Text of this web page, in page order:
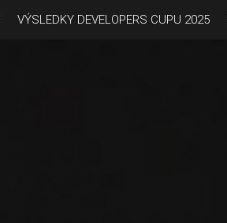
VÝSLEDKY DEVELOPERS CUPU 2025